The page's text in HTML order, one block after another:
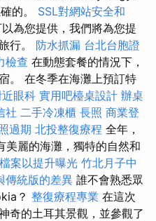
的。 SSL對網站安全和
為您提供，我們將為您提
行。 防水抓漏 台北台胞證
檢查 在動態套餐的情況下，
。 在冬季在海灘上預訂特
近眼科 實用吧檯桌設計 辦桌
社 二手冷凍櫃 長照 商業登
過期 北投整復療程 全年，
美麗的海灘，獨特的自然和
案以提升曝光 竹北月子中
傳統版的差異 誰不會熟悉眾
？ 整復療程專業 在這次
奇的土耳其景觀，並參觀了